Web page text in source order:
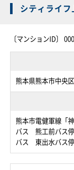
シティライフ
〔マンションID〕
熊本県熊本市中央
熊本市電健軍線「
バス 熊工前バス
バス 東出水バス